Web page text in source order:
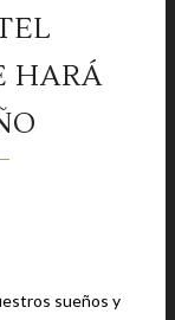
HARÁ
sueños y